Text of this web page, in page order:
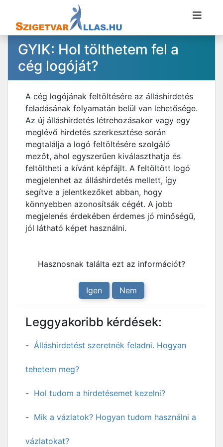
GYIK: Hol tölthetem fel a
cég logóját?
A cég logójának feltöltésére az álláshirdetés
feladásának folyamatán belül van lehetősége.
Az új álláshirdetés létrehozásakor vagy egy
meglévő hirdetés szerkesztése során
megtalálja a logó feltöltésére szolgáló
mezőt, ahol egyszerűen kiválaszthatja és
feltöltheti a kívánt képfájlt. A feltöltött logó
megjelenhet az álláshirdetés mellett, így
segítve a jelentkezőket abban, hogy
könnyebben azonosítsák cégét. A jobb
megjelenés érdekében érdemes jó minőségű,
jól látható képet használni.
Hasznosnak találta ezt az információt?
Igen Nem
Leggyakoribb kérdések:
Álláshirdetést szeretnék feladni. Hogyan
tehetem meg?
Hol tudom a hirdetésemet kezelni?
Mik a vázlatok? Hogyan tudom használni a
vázlatokat?